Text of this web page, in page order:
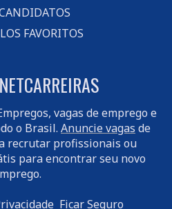
FAVORITOS
vagas de emprego e
o Brasil. Anuncie vagas de
recrutar profissionais ou
para encontrar seu novo
Ficar Seguro